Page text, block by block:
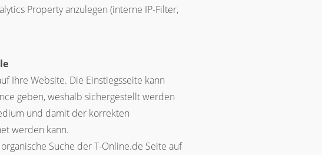
Property anzulegen (interne IP-Filter,
Ihre Website. Die Einstiegsseite kann
geben, weshalb sichergestellt werden
und damit der korrekten
werden kann.
Suche der T-Online.de Seite auf